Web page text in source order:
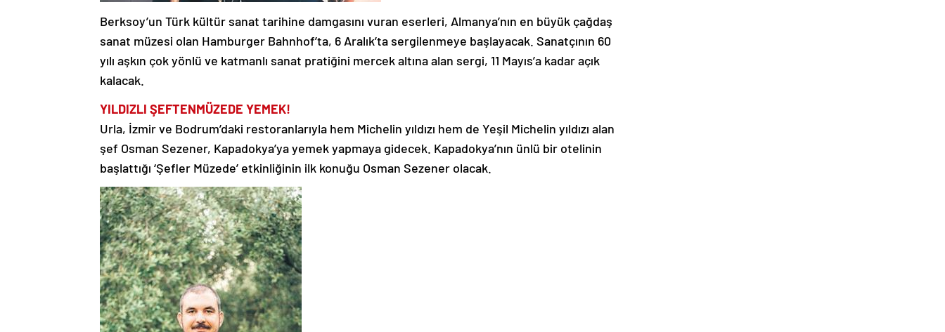
Berksoy’un Türk kültür sanat tarihine damgasını vuran eserleri, Almanya’nın en büyük çağdaş
sanat müzesi olan Hamburger Bahnhof’ta, 6 Aralık’ta sergilenmeye başlayacak. Sanatçının 60
yılı aşkın çok yönlü ve katmanlı sanat pratiğini mercek altına alan sergi, 11 Mayıs’a kadar açık
kalacak.
YILDIZLI ŞEFTENMÜZEDE YEMEK!
Urla, İzmir ve Bodrum’daki restoranlarıyla hem Michelin yıldızı hem de Yeşil Michelin yıldızı alan
şef Osman Sezener, Kapadokya’ya yemek yapmaya gidecek. Kapadokya’nın ünlü bir otelinin
başlattığı ‘Şefler Müzede’ etkinliğinin ilk konuğu Osman Sezener olacak.